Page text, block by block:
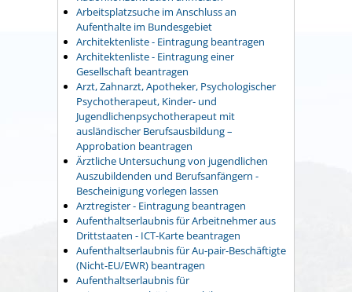
Arbeitsplatzsuche im Anschluss an
Aufenthalte im Bundesgebiet
Architektenliste - Eintragung beantragen
Architektenliste - Eintragung einer
Gesellschaft beantragen
Arzt, Zahnarzt, Apotheker, Psychologischer
Psychotherapeut, Kinder- und
Jugendlichenpsychotherapeut mit
ausländischer Berufsausbildung –
Approbation beantragen
Ärztliche Untersuchung von jugendlichen
Auszubildenden und Berufsanfängern -
Bescheinigung vorlegen lassen
Arztregister - Eintragung beantragen
Aufenthaltserlaubnis für Arbeitnehmer aus
Drittstaaten - ICT-Karte beantragen
Aufenthaltserlaubnis für Au-pair-Beschäftigte
(Nicht-EU/EWR) beantragen
Aufenthaltserlaubnis für